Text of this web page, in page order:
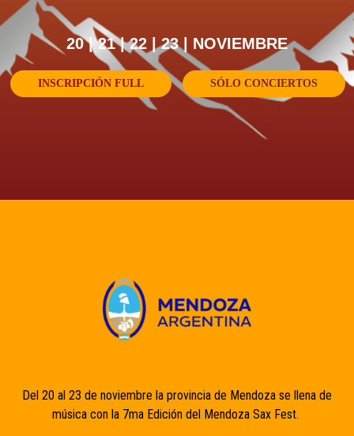
20 | 21 | 22 | 23 | NOVIEMBRE
INSCRIPCIÓN FULL SÓLO CONCIERTOS
Del 20 al 23 de noviembre la provincia de Mendoza se llena de
música con la 7ma Edición del Mendoza Sax Fest.